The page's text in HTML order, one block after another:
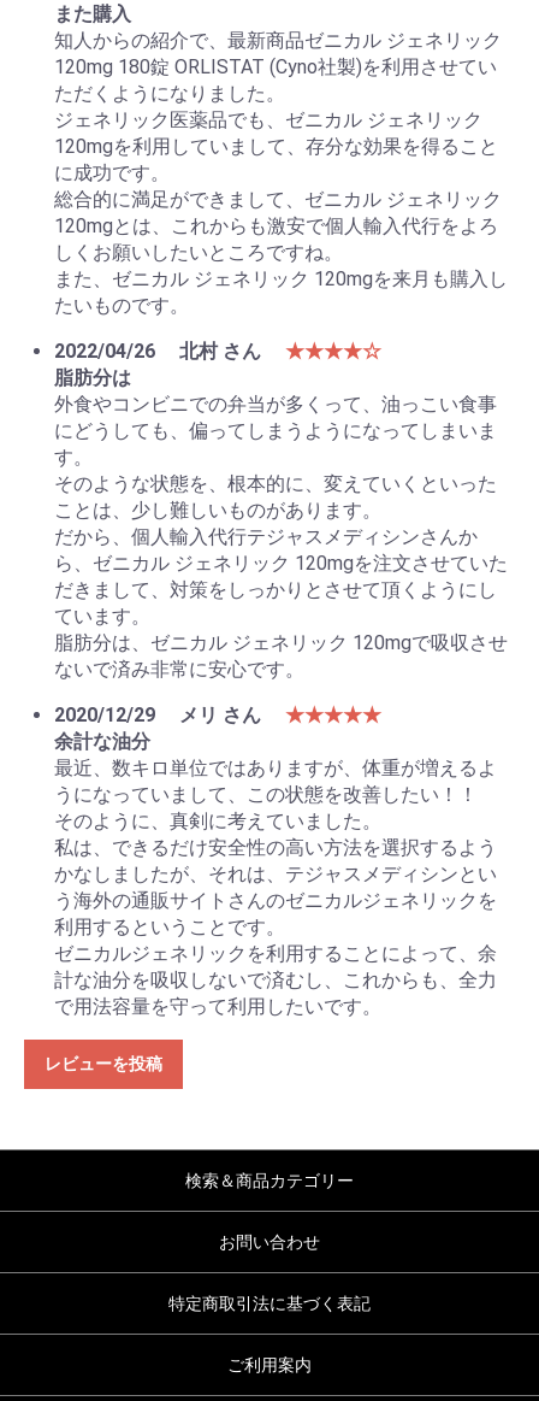
また購入
知人からの紹介で、最新商品ゼニカル ジェネリック
120mg 180錠 ORLISTAT (Cyno社製)を利用させてい
ただくようになりました。
ジェネリック医薬品でも、ゼニカル ジェネリック
120mgを利用していまして、存分な効果を得ること
に成功です。
総合的に満足ができまして、ゼニカル ジェネリック
120mgとは、これからも激安で個人輸入代行をよろ
しくお願いしたいところですね。
また、ゼニカル ジェネリック 120mgを来月も購入し
たいものです。
2022/04/26
北村 さん
★★★★☆
脂肪分は
外食やコンビニでの弁当が多くって、油っこい食事
にどうしても、偏ってしまうようになってしまいま
す。
そのような状態を、根本的に、変えていくといった
ことは、少し難しいものがあります。
だから、個人輸入代行テジャスメディシンさんか
ら、ゼニカル ジェネリック 120mgを注文させていた
だきまして、対策をしっかりとさせて頂くようにし
ています。
脂肪分は、ゼニカル ジェネリック 120mgで吸収させ
ないで済み非常に安心です。
2020/12/29
メリ さん
★★★★★
余計な油分
最近、数キロ単位ではありますが、体重が増えるよ
うになっていまして、この状態を改善したい！！
そのように、真剣に考えていました。
私は、できるだけ安全性の高い方法を選択するよう
かなしましたが、それは、テジャスメディシンとい
う海外の通販サイトさんのゼニカルジェネリックを
利用するということです。
ゼニカルジェネリックを利用することによって、余
計な油分を吸収しないで済むし、これからも、全力
で用法容量を守って利用したいです。
レビューを投稿
検索＆商品カテゴリー
お問い合わせ
特定商取引法に基づく表記
ご利用案内